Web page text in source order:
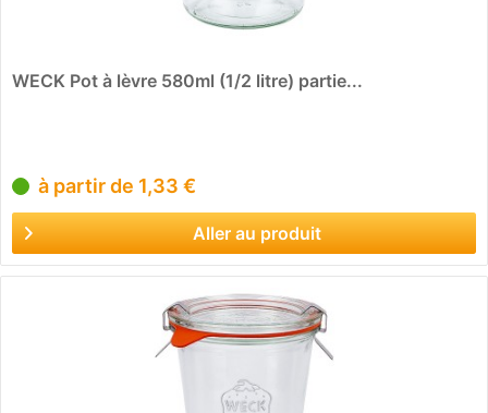
WECK Pot à lèvre 580ml (1/2 litre) partie...
à partir de 1,33 €
Aller au produit